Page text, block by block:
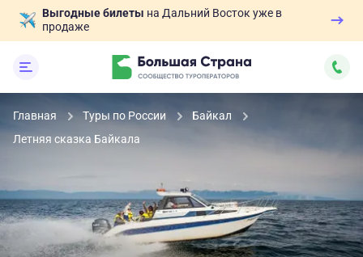
Выгодные билеты на Дальний Восток уже в
продаже
Главная Туры по России
Байкал
Летняя сказка Байкала